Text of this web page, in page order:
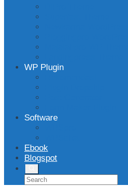
WP Plugin
Software
Ebook
Blogspot